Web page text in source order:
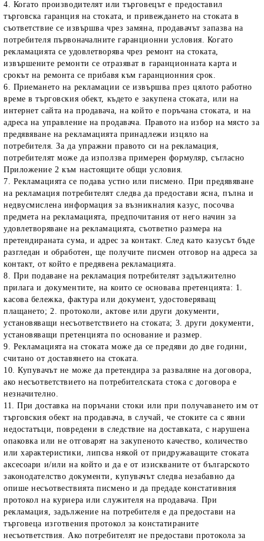
4. Когато производителят или търговецът е предоставил
търговска гаранция на стоката, и привеждането на стоката в
съответствие се извършва чрез замяна, продавачът запазва на
потребителя първоначалните гаранционни условия. Когато
рекламацията се удовлетворява чрез ремонт на стоката,
извършените ремонти се отразяват в гаранционната карта и
срокът на ремонта се прибавя към гаранционния срок.
6. Приемането на рекламации се извършва през цялото работно
време в търговския обект, където е закупена стоката, или на
интернет сайта на продавача, на който е поръчана стоката, и на
адреса на управление на продавача. Правото на избор на място за
предявяване на рекламацията принадлежи изцяло на
потребителя. За да упражни правото си на рекламация,
потребителят може да използва примерен формуляр, съгласно
Приложение 2 към настоящите общи условия.
7. Рекламацията се подава устно или писмено. При предявяване
на рекламация потребителят следва да предостави ясна, пълна и
недвусмислена информация за възникналия казус, посочва
предмета на рекламацията, предпочитания от него начин за
удовлетворяване на рекламацията, съответно размера на
претендираната сума, и адрес за контакт. След като казусът бъде
разгледан и обработен, ще получите писмен отговор на адреса за
контакт, от който е предявена рекламацията.
8. При подаване на рекламация потребителят задължително
прилага и документите, на които се основава претенцията: 1.
касова бележка, фактура или документ, удостоверяващ
плащането; 2. протоколи, актове или други документи,
установяващи несъответствието на стоката; 3.други документи,
установяващи претенцията по основание и размер.
9. Рекламацията на стоката може да се предяви до две години,
считано от доставянето на стоката.
10. Купувачът не може да претендира за разваляне на договора,
ако несъответствието на потребителската стока с договора е
незначително.
11. При доставка на поръчани стоки или при получаването им от
търговския обект на продавача, в случай, че стоките са с явни
недостатъци, повредени в следствие на доставката, с нарушена
опаковка или не отговарят на закупеното качество, количество
или характеристики, липсва някой от придружаващите стоката
аксесоари и/или на който и да е от изискваните от българското
законодателство документи, купувачът следва незабавно да
опише несъотвествията писмено и да предаде констативния
протокол на куриера или служителя на продавача. При
рекламация, задължение на потребителя е да предостави на
търговеца изготвения протокол за констатираните
несъответствия. Ако потребителят не предостави протокола за